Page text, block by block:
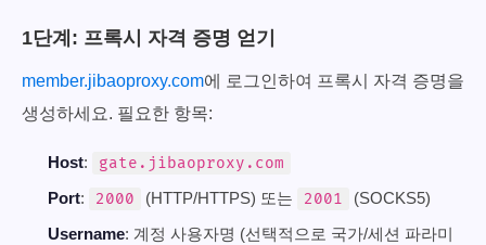
1단계: 프록시 자격 증명 얻기
member.jibaoproxy.com에 로그인하여 프록시 자격 증명을
생성하세요. 필요한 항목:
Host:
gate.jibaoproxy.com
Port: 2000 (HTTP/HTTPS) 또는 2001
(SOCKS5)
Username: 계정 사용자명 (선택적으로 국가/세션 파라미